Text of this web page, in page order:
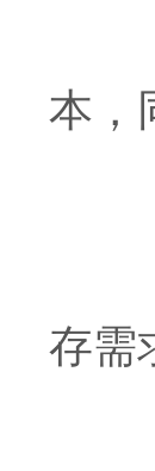
本，
存需